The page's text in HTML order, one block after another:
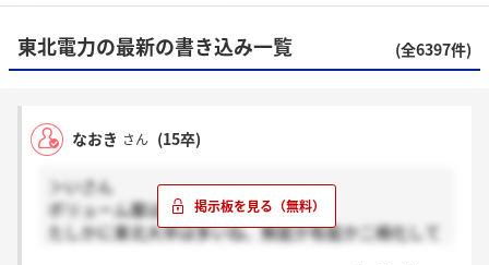
東北電力の最新の書き込み一覧 (全6397件)
なおき さん (15卒)
＞いさん
ボリューム層は高卒だよｗ
たしかに東北大卒は多いね、無能か有能か二極化して